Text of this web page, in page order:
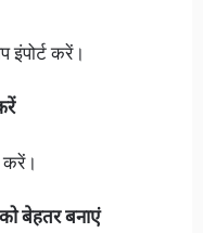
इंपोर्ट करें।
करें।
बेहतर बनाएं